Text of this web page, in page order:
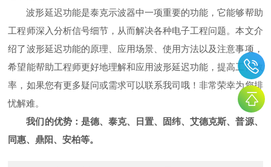
波形延迟功能是泰克示波器中一项重要的功能，它能够帮助
工程师深入分析信号细节，从而解决各种电子工程问题。本文介
绍了波形延迟功能的原理、应用场景、使用方法以及注意事项，
希望能帮助工程师更好地理解和应用波形延迟功能，提高工作效
率，如果您有更多疑问或需求可以联系我司哦！非常荣幸为您排
忧解难。
我们的优势：是德、泰克、日置、固纬、艾德克斯、普源、
同惠、鼎阳、安柏等。